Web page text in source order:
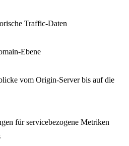
Traffic-Daten
Ebene
vom Origin-Server bis auf die
für servicebezogene Metriken